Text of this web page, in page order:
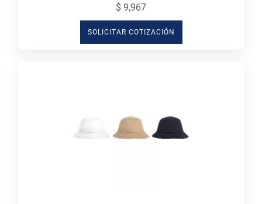
$ 9,967
SOLICITAR COTIZACIÓN